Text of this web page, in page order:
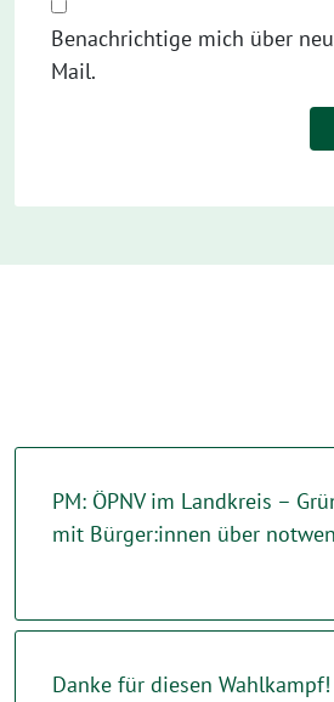
Benachrichtige mich über
Mail.
PM: ÖPNV im Landkreis –
mit Bürger:innen über
Danke für diesen Wahlkampf!